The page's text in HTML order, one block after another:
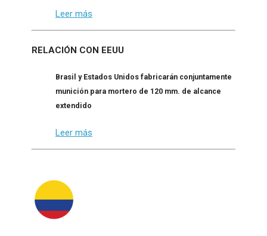
Leer más
RELACIÓN CON EEUU
Brasil y Estados Unidos fabricarán conjuntamente
munición para mortero de 120 mm. de alcance
extendido
Leer más